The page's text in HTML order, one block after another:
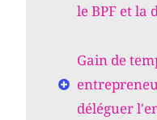
le BPF et la
Gain de
déléguer